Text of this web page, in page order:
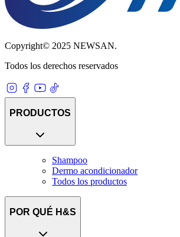
Copyright© 2025 NEWSAN.
Todos los derechos reservados
PRODUCTOS
Shampoo
Dermo acondicionador
Todos los productos
POR QUÉ H&S